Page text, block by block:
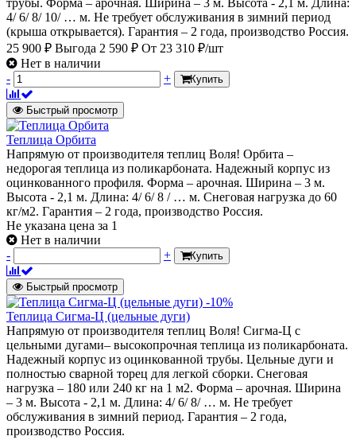
трубы. Форма – арочная. Ширина – 3 м. Высота - 2,1 м. Длина:
4/ 6/ 8/ 10/ … м. Не требует обслуживания в зимний период
(крыша открывается). Гарантия – 2 года, производство Россия.
25 900 ₽ Выгода 2 590 ₽ От 23 310 ₽/шт
Нет в наличии
-
+ Купить
Быстрый просмотр
Теплица Орбита
Напрямую от производителя теплиц Воля! Орбита –
недорогая теплица из поликарбоната. Надежный корпус из
оцинкованного профиля. Форма – арочная. Ширина – 3 м.
Высота - 2,1 м. Длина: 4/ 6/ 8 / … м. Снеговая нагрузка до 60
кг/м2. Гарантия – 2 года, производство Россия.
Не указана цена за 1
Нет в наличии
-
+ Купить
Быстрый просмотр
-10%
Теплица Сигма-Ц (цельные дуги)
Напрямую от производителя теплиц Воля! Сигма-Ц с
цельными дугами– высокопрочная теплица из поликарбоната.
Надежный корпус из оцинкованной трубы. Цельные дуги и
полностью сварной торец для легкой сборки. Снеговая
нагрузка – 180 или 240 кг на 1 м2. Форма – арочная. Ширина
– 3 м. Высота - 2,1 м. Длина: 4/ 6/ 8/ … м. Не требует
обслуживания в зимний период. Гарантия – 2 года,
производство Россия.